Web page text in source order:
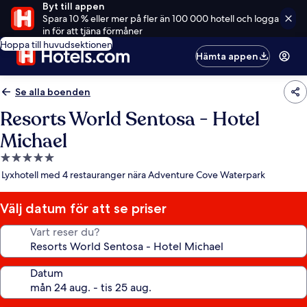
Byt till appen
Spara 10 % eller mer på fler än 100 000 hotell och logga
in för att tjäna förmåner
Hoppa till huvudsektionen
Hämta appen
Se alla boenden
Resorts World Sentosa - Hotel
Michael
5.0-
stjärnigt
Lyxhotell med 4 restauranger nära Adventure Cove Waterpark
Välj datum för att se priser
Vart reser du?
Datum